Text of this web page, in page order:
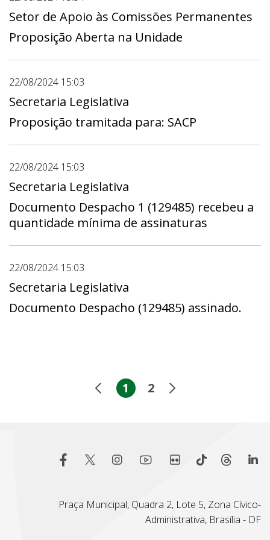
Setor de Apoio às Comissões Permanentes
Proposição Aberta na Unidade
22/08/2024 15:03
Secretaria Legislativa
Proposição tramitada para: SACP
22/08/2024 15:03
Secretaria Legislativa
Documento Despacho 1 (129485) recebeu a
quantidade mínima de assinaturas
22/08/2024 15:03
Secretaria Legislativa
Documento Despacho (129485) assinado.
1 2
Praça Municipal, Quadra 2, Lote 5, Zona Cívico-
Administrativa, Brasília - DF